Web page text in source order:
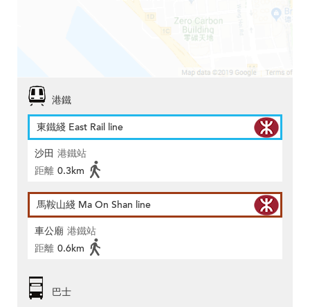
港鐵
東鐵綫 East Rail line
沙田 港鐵站
距離 0.3km
馬鞍山綫 Ma On Shan line
車公廟 港鐵站
距離 0.6km
巴士